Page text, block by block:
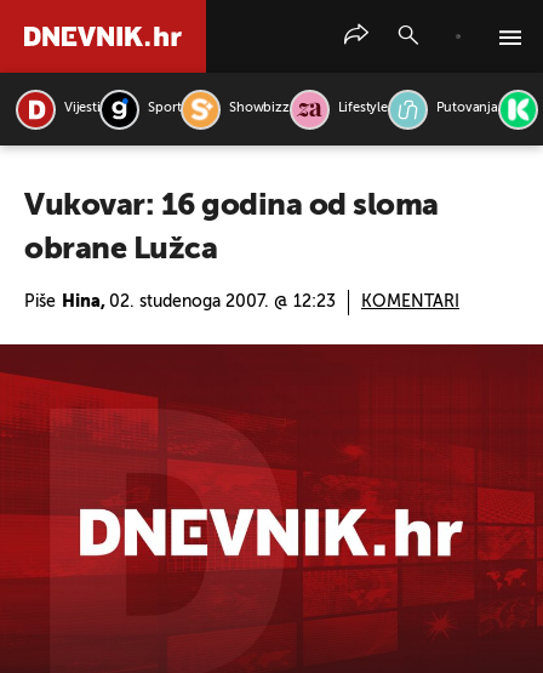
Vijesti Sport Showbizz Lifestyle Putovanja
Vukovar: 16 godina od sloma
obrane Lužca
Piše Hina, 02. studenoga 2007. @ 12:23 KOMENTARI
PRETRAŽITE VIJESTI